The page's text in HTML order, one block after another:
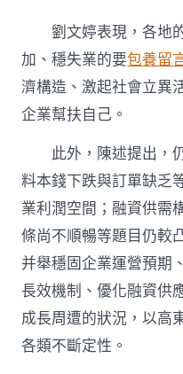
劉文婷表現，各地
加、穩失業的要包養留
濟構造、激起社會立異
企業幫扶自己。
此外，陳述提出，
料本錢下跌與訂單缺乏
業利潤空間；融資供需
條尚不順暢等題目仍較
并舉穩固企業運營預期
長效機制、優化融資供
成長周遭的狀況，以高
各類不斷定性。